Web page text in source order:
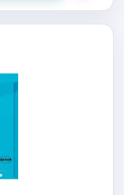
na guzik